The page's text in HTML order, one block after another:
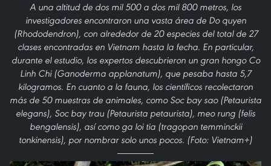
A una altitud de dos mil 500 a dos mil 800 metros, los
investigadores encontraron una vasta área de Do quyen
(Rhododendron), con alrededor de 20 especies del total de 27
clases encontradas en Vietnam hasta la fecha. En particular,
durante el estudio, los expertos descubrieron un gran hongo Co
Linh Chi (Ganoderma applanatum), que pesaba hasta 5,7
kilogramos. En cuanto a la fauna, los científicos recolectaron
más de 50 muestras de animales, como Soc bay sao (Petaurista
elegans), Soc bay trau (Petaurista petaurista), meo rung (felis
bengalensis), así como ga loi tia (tragopan temminckii
tonkinensis), por nombrar solo unos pocos. (Foto: Vietnam+)